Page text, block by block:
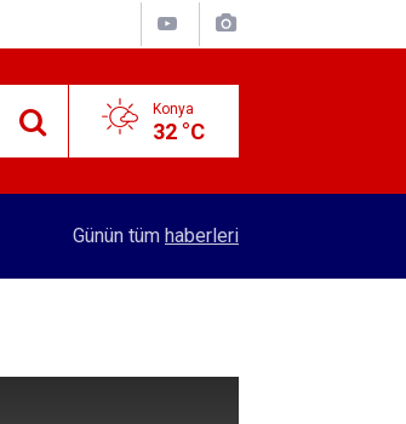
Konya
32 °C
Merkez Bankası rezervleri açıklandı
Günün tüm haberleri